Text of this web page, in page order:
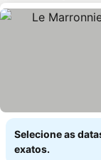
Selecione as
exatos.